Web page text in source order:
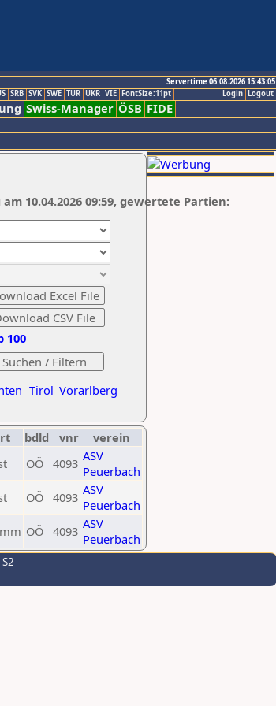
Servertime 06.08.2026 15:43:05
Logout
Login
SRB SVK SWE TUR UKR VIE FontSize:11pt
Swiss-Manager ÖSB FIDE
Tirol Vorarlberg
100
10.04.2026 09:59, gewertete Partien:
bdld vnr
verein
OÖ 4093 ASV
Peuerbach
OÖ 4093 ASV
Peuerbach
OÖ 4093 ASV
Peuerbach